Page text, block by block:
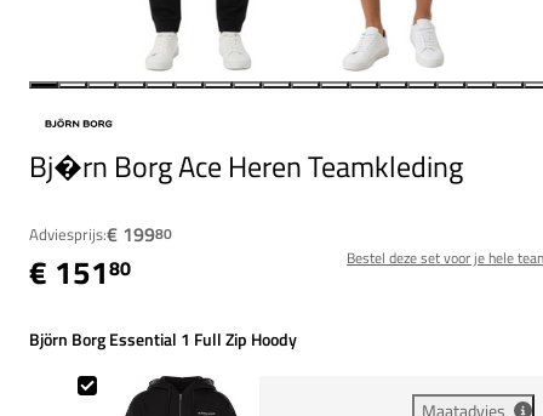
Bj�rn Borg Ace Heren Teamkleding
Adviesprijs:€ 19980
€ 15180 Bestel deze set voor je hele
Björn Borg Essential 1 Full Zip Hoody
Maatadvies
Björn Borg Essential 1 Full Zip Hoody